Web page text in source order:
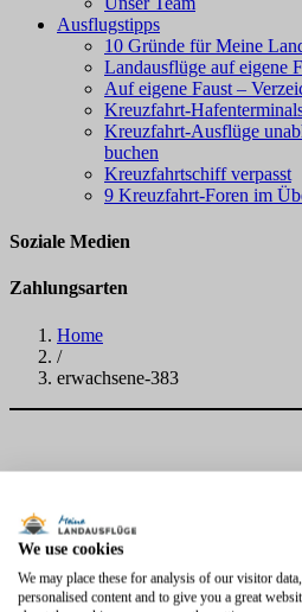
Ausflugstipps
10 Gründe für Meine
Landausflüge auf eigene
Auf eigene Faust –
Kreuzfahrt-
Kreuzfahrt-Ausflüge
buchen
Kreuzfahrtschiff verpasst
9 Kreuzfahrt-Foren im
Soziale Medien
Zahlungsarten
Home
/
erwachsene-383
We use cookies
We may place these for analysis of our visitor
personalised content and to give you a great